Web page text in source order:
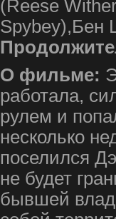
(Reese
Spybey),Бен
О фильме:
работала,
рулем и
несколько
поселился
не будет
бывшей